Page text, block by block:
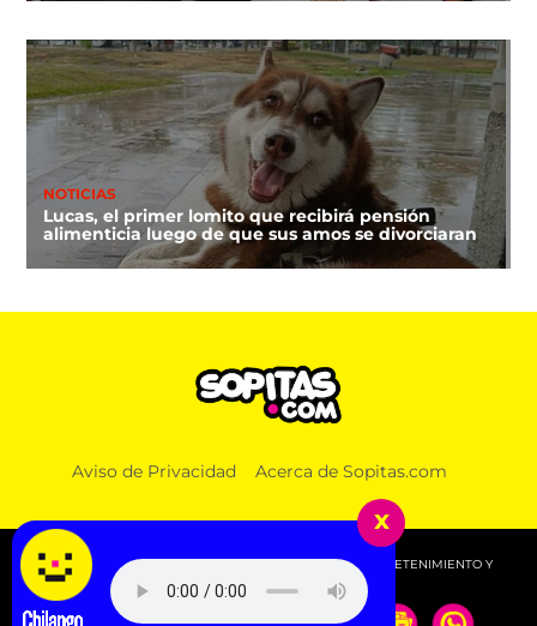
NOTICIAS
Lucas, el primer lomito que recibirá pensión
alimenticia luego de que sus amos se divorciaran
Aviso de Privacidad Acerca de Sopitas.com
© 2026 SOPITAS.COM - MÚSICA, NOTICIAS, DEPORTES, ENTRETENIMIENTO Y
MÁS!.
x